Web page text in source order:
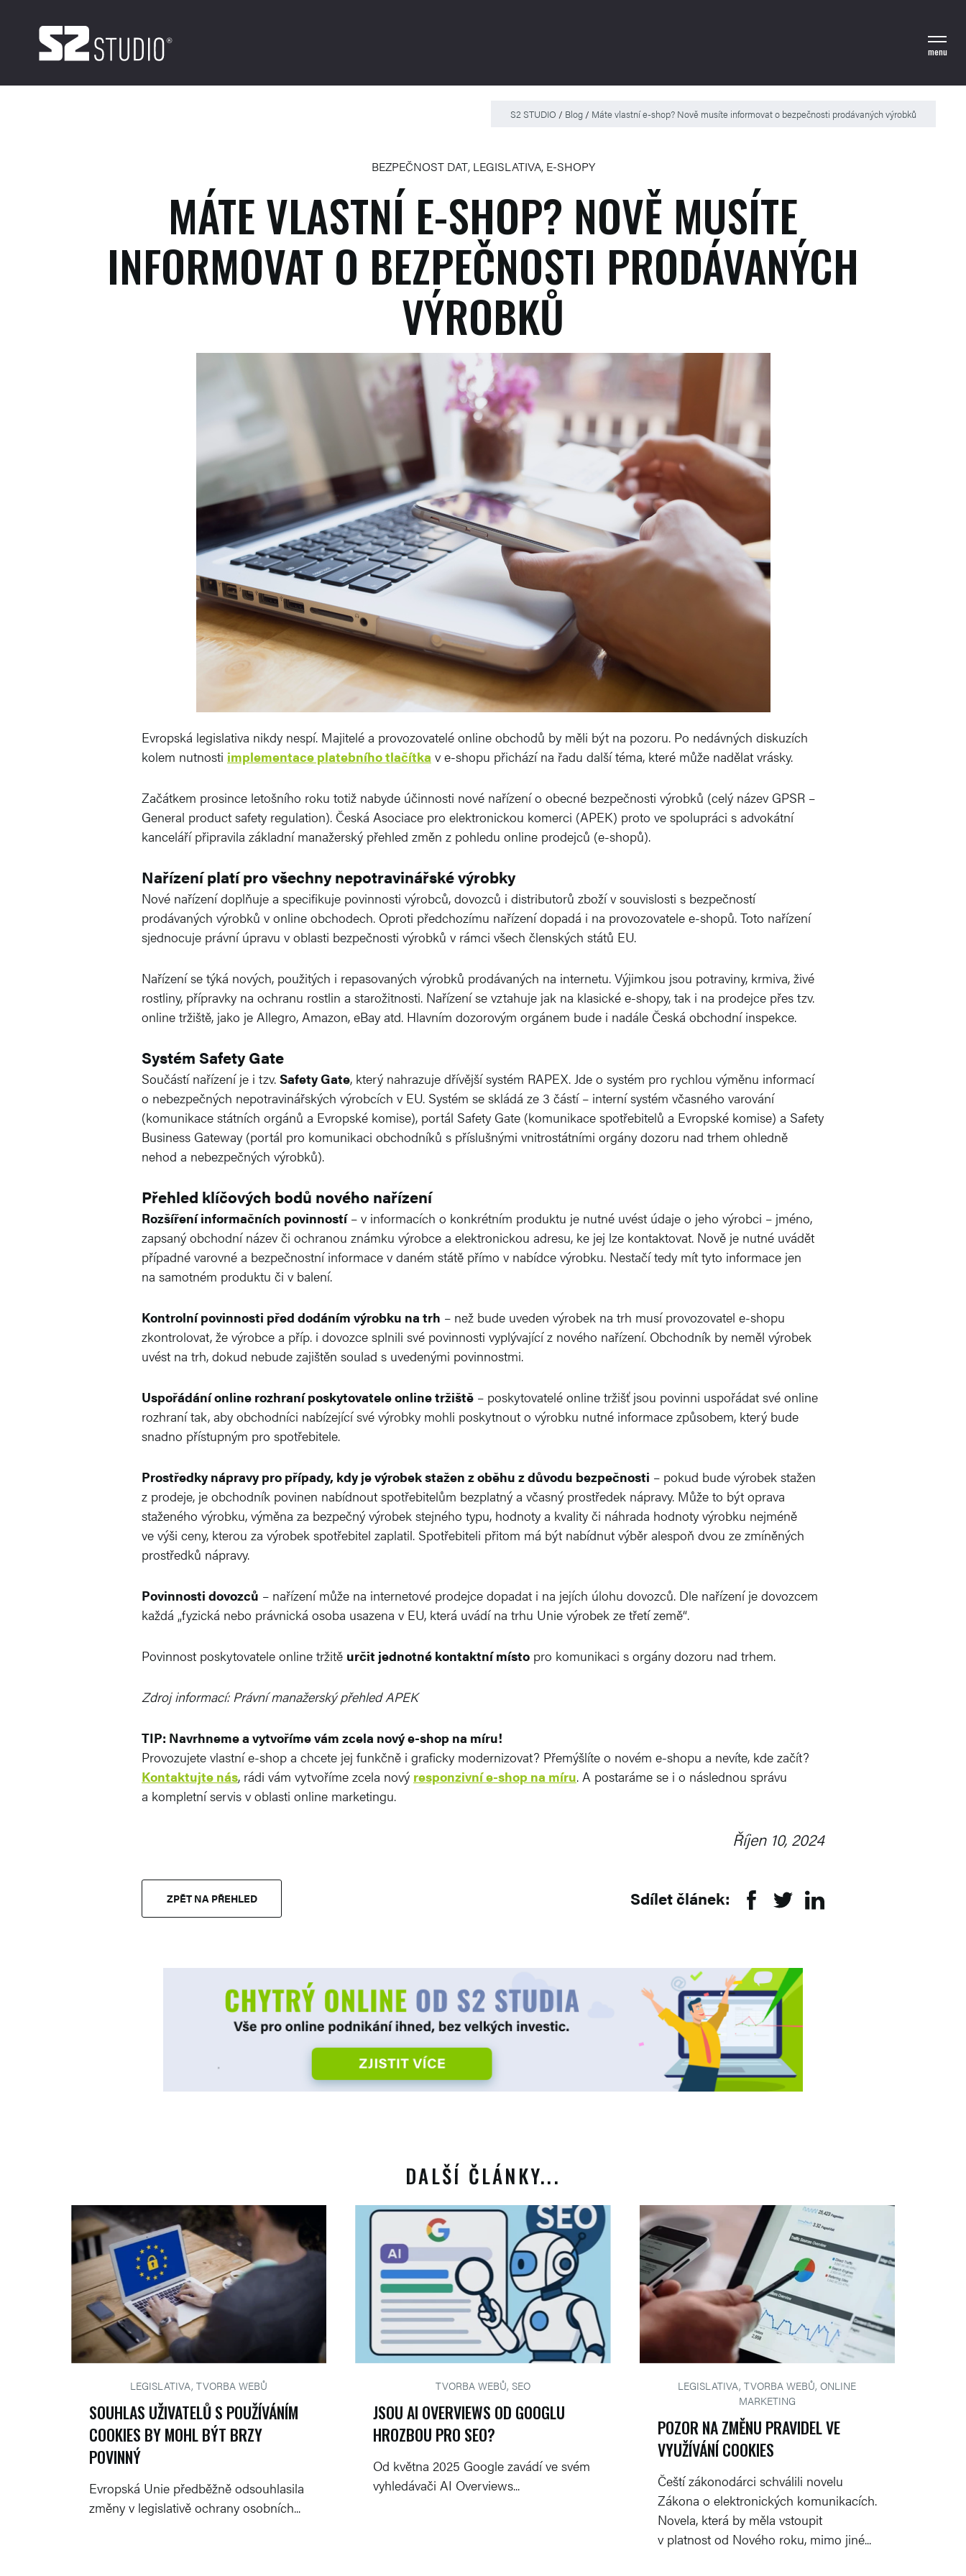
menu
S2 STUDIO / Blog / Máte vlastní e-shop? Nově musíte informovat o bezpečnosti prodávaných výrobků
BEZPEČNOST DAT, LEGISLATIVA, E-SHOPY
MÁTE VLASTNÍ E-SHOP? NOVĚ MUSÍTE
INFORMOVAT O BEZPEČNOSTI PRODÁVANÝCH
VÝROBKŮ
Evropská legislativa nikdy nespí. Majitelé a provozovatelé online obchodů by měli být na pozoru. Po nedávných diskuzích
kolem nutnosti implementace platebního tlačítka v e-shopu přichází na řadu další téma, které může nadělat vrásky.
Začátkem prosince letošního roku totiž nabyde účinnosti nové nařízení o obecné bezpečnosti výrobků (celý název GPSR –
General product safety regulation). Česká Asociace pro elektronickou komerci (APEK) proto ve spolupráci s advokátní
kanceláří připravila základní manažerský přehled změn z pohledu online prodejců (e-shopů).
Nařízení platí pro všechny nepotravinářské výrobky
Nové nařízení doplňuje a specifikuje povinnosti výrobců, dovozců i distributorů zboží v souvislosti s bezpečností
prodávaných výrobků v online obchodech. Oproti předchozímu nařízení dopadá i na provozovatele e-shopů. Toto nařízení
sjednocuje právní úpravu v oblasti bezpečnosti výrobků v rámci všech členských států EU.
Nařízení se týká nových, použitých i repasovaných výrobků prodávaných na internetu. Výjimkou jsou potraviny, krmiva, živé
rostliny, přípravky na ochranu rostlin a starožitnosti. Nařízení se vztahuje jak na klasické e-shopy, tak i na prodejce přes tzv.
online tržiště, jako je Allegro, Amazon, eBay atd. Hlavním dozorovým orgánem bude i nadále Česká obchodní inspekce.
Systém Safety Gate
Součástí nařízení je i tzv. Safety Gate, který nahrazuje dřívější systém RAPEX. Jde o systém pro rychlou výměnu informací
o nebezpečných nepotravinářských výrobcích v EU. Systém se skládá ze 3 částí – interní systém včasného varování
(komunikace státních orgánů a Evropské komise), portál Safety Gate (komunikace spotřebitelů a Evropské komise) a Safety
Business Gateway (portál pro komunikaci obchodníků s příslušnými vnitrostátními orgány dozoru nad trhem ohledně
nehod a nebezpečných výrobků).
Přehled klíčových bodů nového nařízení
Rozšíření informačních povinností– v informacích o konkrétním produktu je nutné uvést údaje o jeho výrobci – jméno,
zapsaný obchodní název či ochranou známku výrobce a elektronickou adresu, ke jej lze kontaktovat. Nově je nutné uvádět
případné varovné a bezpečnostní informace v daném státě přímo v nabídce výrobku. Nestačí tedy mít tyto informace jen
na samotném produktu či v balení.
Kontrolní povinnosti před dodáním výrobku na trh – než bude uveden výrobek na trh musí provozovatel e-shopu
zkontrolovat, že výrobce a příp. i dovozce splnili své povinnosti vyplývající z nového nařízení. Obchodník by neměl výrobek
uvést na trh, dokud nebude zajištěn soulad s uvedenými povinnostmi.
Uspořádání online rozhraní poskytovatele online tržiště – poskytovatelé online tržišť jsou povinni uspořádat své online
rozhraní tak, aby obchodníci nabízející své výrobky mohli poskytnout o výrobku nutné informace způsobem, který bude
snadno přístupným pro spotřebitele.
Prostředky nápravy pro případy, kdy je výrobek stažen z oběhu z důvodu bezpečnosti – pokud bude výrobek stažen
z prodeje, je obchodník povinen nabídnout spotřebitelům bezplatný a včasný prostředek nápravy. Může to být oprava
staženého výrobku, výměna za bezpečný výrobek stejného typu, hodnoty a kvality či náhrada hodnoty výrobku nejméně
ve výši ceny, kterou za výrobek spotřebitel zaplatil. Spotřebiteli přitom má být nabídnut výběr alespoň dvou ze zmíněných
prostředků nápravy.
Povinnosti dovozců – nařízení může na internetové prodejce dopadat i na jejích úlohu dovozců. Dle nařízení je dovozcem
každá „fyzická nebo právnická osoba usazena v EU, která uvádí na trhu Unie výrobek ze třetí země“.
Povinnost poskytovatele online tržitě určit jednotné kontaktní místo pro komunikaci s orgány dozoru nad trhem.
Zdroj informací: Právní manažerský přehled APEK
TIP: Navrhneme a vytvoříme vám zcela nový e-shop na míru!
Provozujete vlastní e-shop a chcete jej funkčně i graficky modernizovat? Přemýšlíte o novém e-shopu a nevíte, kde začít?
Kontaktujte nás, rádi vám vytvoříme zcela nový responzivní e-shop na míru. A postaráme se i o následnou správu
a kompletní servis v oblasti online marketingu.
Říjen 10, 2024
ZPĚT NA PŘEHLED Sdílet článek:
DALŠÍ ČLÁNKY...
LEGISLATIVA, TVORBA WEBŮ
SOUHLAS UŽIVATELŮ S POUŽÍVÁNÍM
COOKIES BY MOHL BÝT BRZY
POVINNÝ
Evropská Unie předběžně odsouhlasila
změny v legislativě ochrany osobních...
TVORBA WEBŮ, SEO
JSOU AI OVERVIEWS OD GOOGLU
HROZBOU PRO SEO?
Od května 2025 Google zavádí ve svém
vyhledávači AI Overviews...
LEGISLATIVA, TVORBA WEBŮ, ONLINE
MARKETING
POZOR NA ZMĚNU PRAVIDEL VE
VYUŽÍVÁNÍ COOKIES
Čeští zákonodárci schválili novelu
Zákona o elektronických komunikacích.
Novela, která by měla vstoupit
v platnost od Nového roku, mimo jiné...